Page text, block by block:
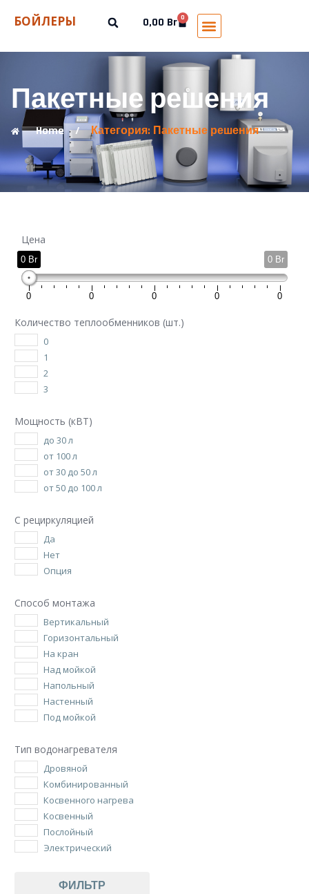
БОЙЛЕРЫ 0,00 Br 0
Пакетные решения
Home / Категория: Пакетные решения
Цена
0 Br
0 Br
0 0 0 0 0
Количество теплообменников (шт.)
0
1
2
3
Мощность (кВТ)
до 30 л
от 100 л
от 30 до 50 л
от 50 до 100 л
С рециркуляцией
Да
Нет
Опция
Способ монтажа
Вертикальный
Горизонтальный
На кран
Над мойкой
Напольный
Настенный
Под мойкой
Тип водонагревателя
Дровяной
Комбинированный
Косвенного нагрева
Косвенный
Послойный
Электрический
ФИЛЬТР